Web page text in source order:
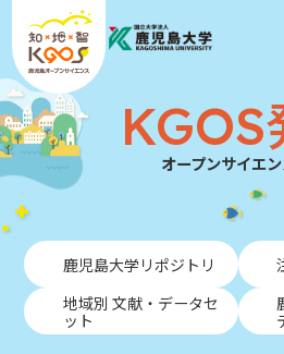
KGOS
オープンサイエ
鹿児島大学リポジトリ
地域別 文献・データセ
ット
ホーム
ABOUT
KGOS発